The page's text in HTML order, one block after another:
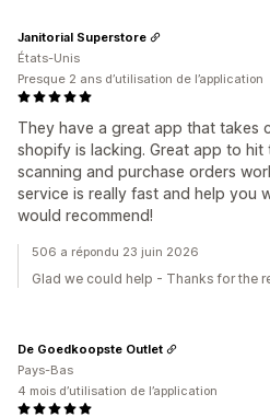
They have a great app that takes
shopify is lacking. Great app to hit
scanning and purchase orders
service is really fast and help you
would recommend!
Janitorial Superstore
États-Unis
Presque 2 ans d’utilisation de l’application
506 a répondu 23 juin 2026
Glad we could help - Thanks for the
De Goedkoopste Outlet
Pays-Bas
4 mois d’utilisation de l’application